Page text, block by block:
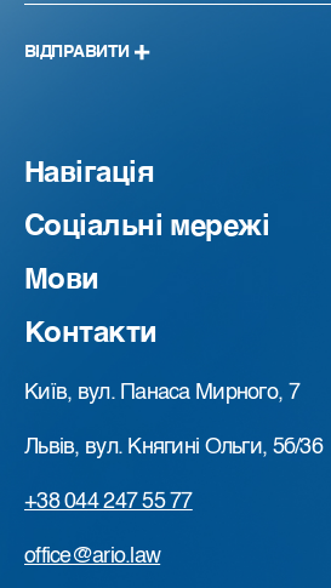
ВІДПРАВИТИ
Навігація
Соціальні мережі
Мови
Контакти
Київ, вул. Панаса Мирного, 7
Львів, вул. Княгині Ольги, 5б/36
+38 044 247 55 77
office@ario.law